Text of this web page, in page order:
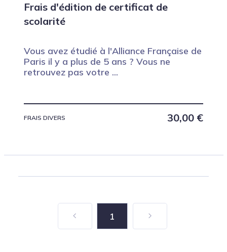
Frais d'édition de certificat de
scolarité
Vous avez étudié à l'Alliance Française de
Paris il y a plus de 5 ans ? Vous ne
retrouvez pas votre ...
FRAIS DIVERS 30,00 €
1